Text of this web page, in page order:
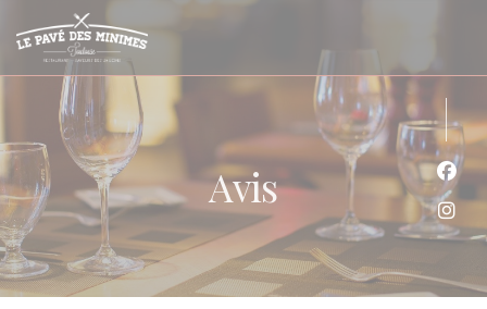
Personnalisation de vos choix en matière de cookies
Avis